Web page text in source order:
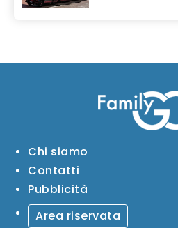
Chi siamo
Contatti
Pubblicità
Area riservata